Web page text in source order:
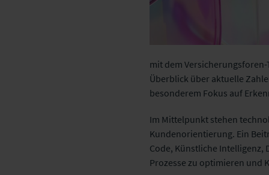
mit dem
Überblick über aktuelle
besonderem Fokus auf
Im Mittelpunkt stehen
Kundenorientierung. Ein
Code, Künstliche Intelligenz,
Prozesse zu optimieren und